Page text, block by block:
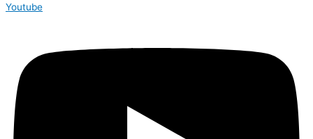
Youtube